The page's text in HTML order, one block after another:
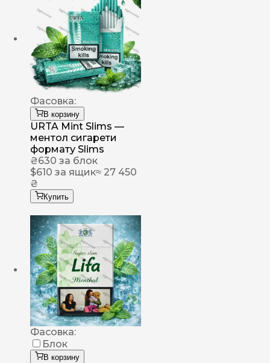
Фасовка:
В корзину
URTA Mint Slims —
ментол сигарети
формату Slims
₴630 за блок
$610 за ящик≈ 27 450
₴
Купить
Фасовка:
Блок
В корзину